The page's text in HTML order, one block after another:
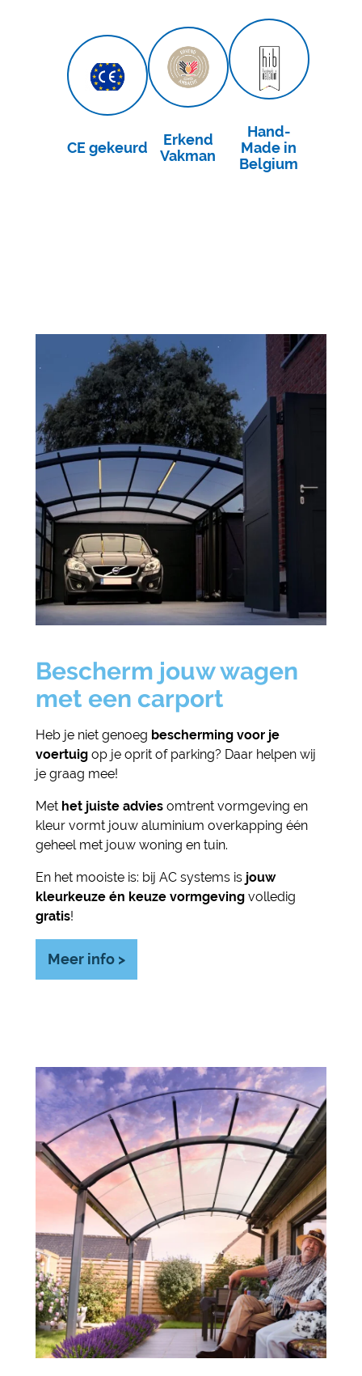
CE gekeurd
Erkend
Vakman
Hand-
Made in
Belgium
Bescherm jouw wagen
met een carport
Heb je niet genoeg bescherming voor je
voertuigop je oprit of parking? Daar helpen wij
je graag mee!
Met het juiste advies omtrent vormgeving en
kleur vormt jouw aluminium overkapping één
geheel met jouw woning en tuin.
En het mooiste is: bij AC systems isjouw
kleurkeuze én keuze vormgevingvolledig
gratis!
Meer info >